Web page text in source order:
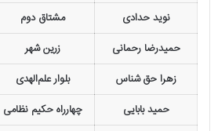
نوید حدادی
مشتاق دوم
حمیدرضا رحمانی
زرین شهر
زهرا حق شناس
بلوار علم‌الهدی
حمید بابایی
چهارراه حکیم نظامی